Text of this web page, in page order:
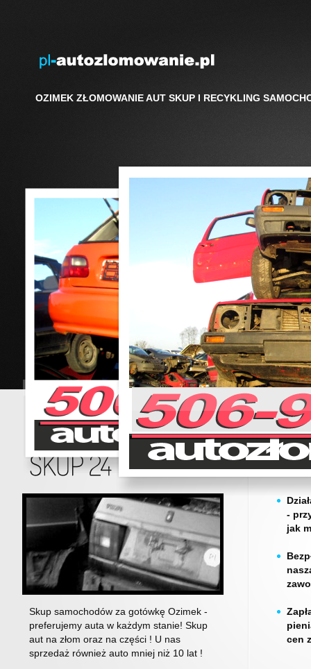
OZIMEK ZŁOMOWANIE AUT SKUP I RECYKLING
Skup samochodów za gotówkę Ozimek -
preferujemy auta w każdym stanie! Skup
aut na złom oraz na części ! U nas
sprzedaż również auto mniej niż 10 lat !
-
jak
cen